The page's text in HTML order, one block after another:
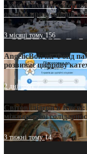
«Кейс Тихона» у
оголив кризу довіри
3 місяці тому156
AngelicBot: як Фонд
розвиває цифрову
2 дні тому7
Світові лідери в
міжнародної
3 тижні тому14